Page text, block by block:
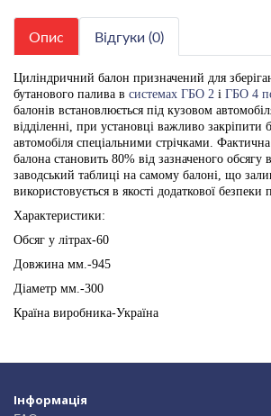
Опис Відгуки (0)
Циліндричний балон призначений для
бутанового палива в системах ГБО 2 і ГБО 4
балонів встановлюється під кузовом
відділенні, при установці важливо закріпити
автомобіля спеціальними стрічками.
балона становить 80% від зазначеного обсягу
заводський таблиці на самому балоні, що
використовується в якості додаткової
Характеристики:
Обсяг у літрах-60
Довжина мм.-945
Діаметр мм.-300
Країна виробника-Україна
Інформація